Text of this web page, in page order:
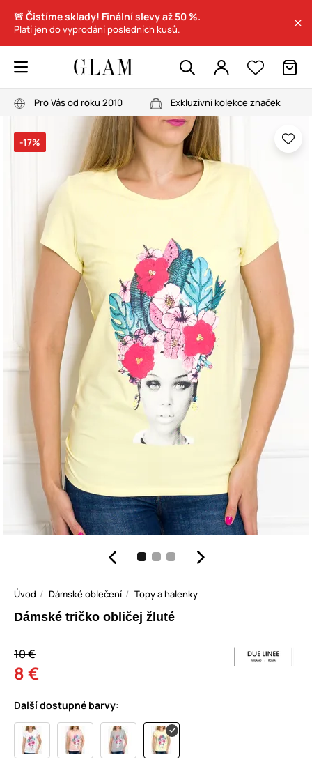
🚨 Čistíme sklady! Finální slevy až 50 %.
Platí jen do vyprodání posledních kusů.
Pro Vás od roku 2010 Exkluzivní kolekce značek
-17%
Úvod Dámské oblečení Topy a halenky
Dámské tričko obličej žluté
10 €
8 €
Další dostupné barvy: